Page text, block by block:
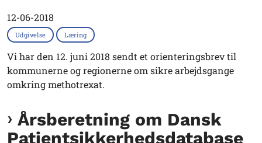
12-06-2018
Udgivelse Læring
Vi har den 12. juni 2018 sendt et orienteringsbrev til
kommunerne og regionerne om sikre arbejdsgange
omkring methotrexat.
Årsberetning om Dansk
Patientsikkerhedsdatabase